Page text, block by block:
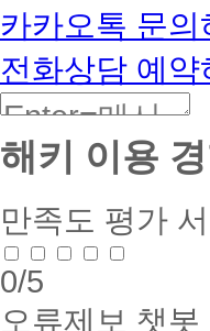
카카오톡 문의
전화상담 예약
해키 이용
만족도 평가
0/5
오류제보 챗봇